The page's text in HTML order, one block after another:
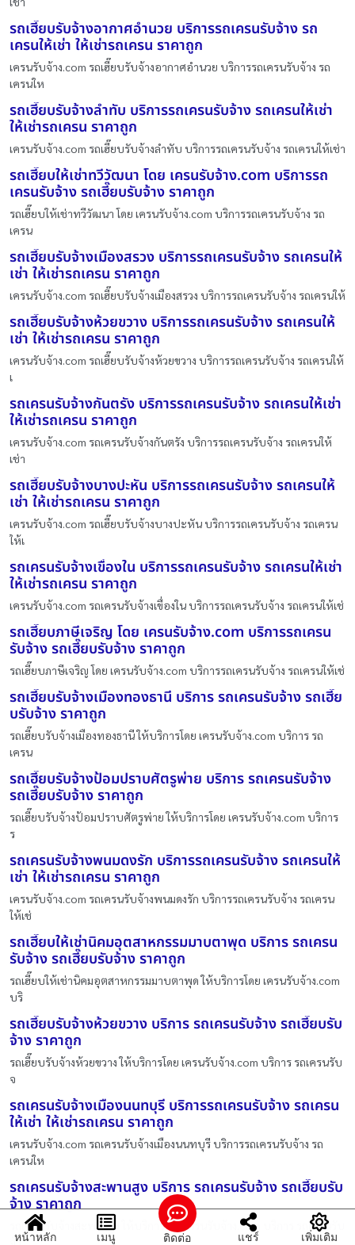
รถเฮี๊ยบรับจ้างอากาศอำนวย บริการรถเครนรับจ้าง รถ
เครนให้เช่า ให้เช่ารถเครน ราคาถูก
เครนรับจ้าง.com รถเฮี๊ยบรับจ้างอากาศอำนวย บริการรถเครนรับจ้าง รถ
เครนให
รถเฮี๊ยบรับจ้างลำทับ บริการรถเครนรับจ้าง รถเครนให้เช่า
ให้เช่ารถเครน ราคาถูก
เครนรับจ้าง.com รถเฮี๊ยบรับจ้างลำทับ บริการรถเครนรับจ้าง รถเครนให้เช่า
รถเฮี๊ยบให้เช่าทวีวัฒนา โดย เครนรับจ้าง.com บริการรถ
เครนรับจ้าง รถเฮี๊ยบรับจ้าง ราคาถูก
รถเฮี๊ยบให้เช่าทวีวัฒนา โดย เครนรับจ้าง.com บริการรถเครนรับจ้าง รถ
เครน
รถเฮี๊ยบรับจ้างเมืองสรวง บริการรถเครนรับจ้าง รถเครนให้
เช่า ให้เช่ารถเครน ราคาถูก
เครนรับจ้าง.com รถเฮี๊ยบรับจ้างเมืองสรวง บริการรถเครนรับจ้าง รถเครนให้
รถเฮี๊ยบรับจ้างห้วยขวาง บริการรถเครนรับจ้าง รถเครนให้
เช่า ให้เช่ารถเครน ราคาถูก
เครนรับจ้าง.com รถเฮี๊ยบรับจ้างห้วยขวาง บริการรถเครนรับจ้าง รถเครนให้
เ
รถเครนรับจ้างกันตรัง บริการรถเครนรับจ้าง รถเครนให้เช่า
ให้เช่ารถเครน ราคาถูก
เครนรับจ้าง.com รถเครนรับจ้างกันตรัง บริการรถเครนรับจ้าง รถเครนให้
เช่า
รถเฮี๊ยบรับจ้างบางปะหัน บริการรถเครนรับจ้าง รถเครนให้
เช่า ให้เช่ารถเครน ราคาถูก
เครนรับจ้าง.com รถเฮี๊ยบรับจ้างบางปะหัน บริการรถเครนรับจ้าง รถเครน
ให้เ
รถเครนรับจ้างเขื่องใน บริการรถเครนรับจ้าง รถเครนให้เช่า
ให้เช่ารถเครน ราคาถูก
เครนรับจ้าง.com รถเครนรับจ้างเขื่องใน บริการรถเครนรับจ้าง รถเครนให้เช่
รถเฮี๊ยบภาษีเจริญ โดย เครนรับจ้าง.com บริการรถเครน
รับจ้าง รถเฮี๊ยบรับจ้าง ราคาถูก
รถเฮี๊ยบภาษีเจริญ โดย เครนรับจ้าง.com บริการรถเครนรับจ้าง รถเครนให้เช่
รถเฮี๊ยบรับจ้างเมืองทองธานี บริการ รถเครนรับจ้าง รถเฮี๊ย
บรับจ้าง ราคาถูก
รถเฮี๊ยบรับจ้างเมืองทองธานี ให้บริการโดย เครนรับจ้าง.com บริการ รถ
เครน
รถเฮี๊ยบรับจ้างป้อมปราบศัตรูพ่าย บริการ รถเครนรับจ้าง
รถเฮี๊ยบรับจ้าง ราคาถูก
รถเฮี๊ยบรับจ้างป้อมปราบศัตรูพ่าย ให้บริการโดย เครนรับจ้าง.com บริการ
ร
รถเครนรับจ้างพนมดงรัก บริการรถเครนรับจ้าง รถเครนให้
เช่า ให้เช่ารถเครน ราคาถูก
เครนรับจ้าง.com รถเครนรับจ้างพนมดงรัก บริการรถเครนรับจ้าง รถเครน
ให้เช่
รถเฮี๊ยบให้เช่านิคมอุตสาหกรรมมาบตาพุด บริการ รถเครน
รับจ้าง รถเฮี๊ยบรับจ้าง ราคาถูก
รถเฮี๊ยบให้เช่านิคมอุตสาหกรรมมาบตาพุด ให้บริการโดย เครนรับจ้าง.com
บริ
รถเฮี๊ยบรับจ้างห้วยขวาง บริการ รถเครนรับจ้าง รถเฮี๊ยบรับ
จ้าง ราคาถูก
รถเฮี๊ยบรับจ้างห้วยขวาง ให้บริการโดย เครนรับจ้าง.com บริการ รถเครนรับ
จ
รถเครนรับจ้างเมืองนนทบุรี บริการรถเครนรับจ้าง รถเครน
ให้เช่า ให้เช่ารถเครน ราคาถูก
เครนรับจ้าง.com รถเครนรับจ้างเมืองนนทบุรี บริการรถเครนรับจ้าง รถ
เครนให
รถเครนรับจ้างสะพานสูง บริการ รถเครนรับจ้าง รถเฮี๊ยบรับ
จ้าง ราคาถูก
รถเครนรับจ้างสะพานสูง ให้บริการโดย เครนรับจ้าง.com บริการ รถเครนรับ
จ้า
หน้าหลัก เมนู ติดต่อ แชร์ เพิ่มเติม